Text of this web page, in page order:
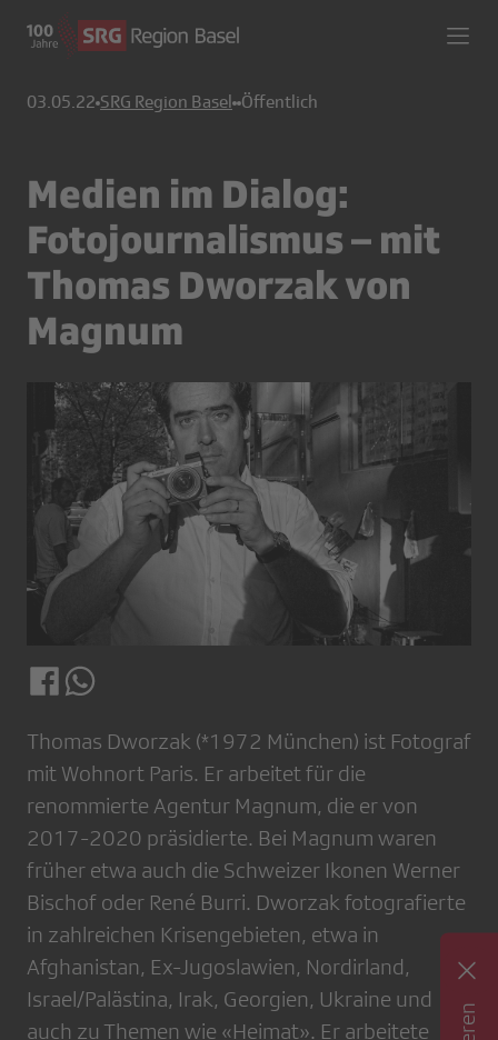
03.05.22 SRG Region Basel Öffentlich
Medien im Dialog:
Fotojournalismus – mit
Thomas Dworzak von
Magnum
Thomas Dworzak (*1972 München) ist Fotograf
mit Wohnort Paris. Er arbeitet für die
renommierte Agentur Magnum, die er von
2017-2020 präsidierte. Bei Magnum waren
früher etwa auch die Schweizer Ikonen Werner
Bischof oder René Burri. Dworzak fotografierte
in zahlreichen Krisengebieten, etwa in
Afghanistan, Ex-Jugoslawien, Nordirland,
Israel/Palästina, Irak, Georgien, Ukraine und
auch zu Themen wie «Heimat». Er arbeitete